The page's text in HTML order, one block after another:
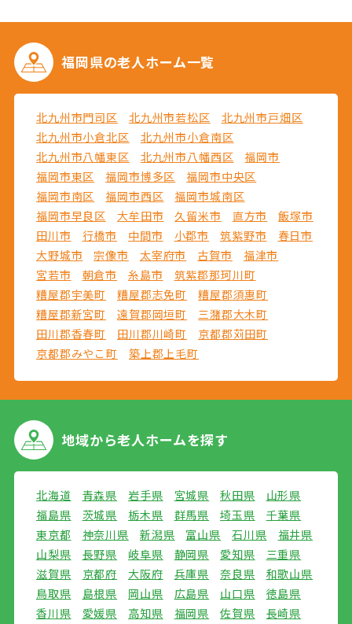
福岡県の老人ホーム一覧
北九州市門司区 北九州市若松区
北九州市戸畑区
北九州市小倉北区
北九州市小倉南区
北九州市八幡東区
北九州市八幡西区
福岡市
福岡市東区
福岡市博多区
福岡市中央区
福岡市南区
福岡市西区
福岡市城南区
福岡市早良区
大牟田市 久留米市 直方市
飯塚市
田川市
行橋市 中間市 小郡市 筑紫野市
春日市
大野城市
宗像市 太宰府市 古賀市
福津市
宮若市
朝倉市 糸島市
筑紫郡那珂川町
糟屋郡宇美町
糟屋郡志免町
糟屋郡須惠町
糟屋郡新宮町
遠賀郡岡垣町
三潴郡大木町
田川郡香春町
田川郡川崎町
京都郡苅田町
京都郡みやこ町
築上郡上毛町
地域から老人ホームを探す
北海道 青森県 岩手県 宮城県 秋田県
山形県
福島県
茨城県 栃木県 群馬県 埼玉県
千葉県
東京都
神奈川県 新潟県 富山県 石川県
福井県
山梨県
長野県 岐阜県 静岡県 愛知県
三重県
滋賀県
京都府 大阪府 兵庫県 奈良県
和歌山県
鳥取県
島根県 岡山県 広島県 山口県
徳島県
香川県
愛媛県 高知県 福岡県 佐賀県
長崎県